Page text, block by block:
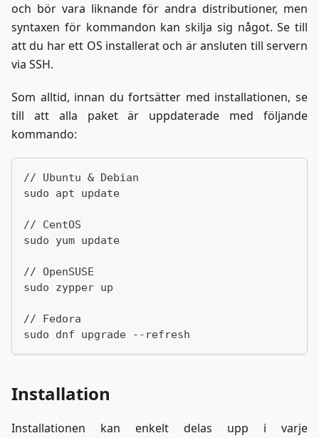
och bör vara liknande för andra distributioner, men
syntaxen för kommandon kan skilja sig något. Se till
att du har ett OS installerat och är ansluten till servern
via SSH.
Som alltid, innan du fortsätter med installationen, se
till att alla paket är uppdaterade med följande
kommando:
// Ubuntu & Debian
sudo apt update
// CentOS
sudo yum update
// OpenSUSE
sudo zypper up
// Fedora
sudo dnf upgrade --refresh
Installation
Installationen kan enkelt delas upp i varje